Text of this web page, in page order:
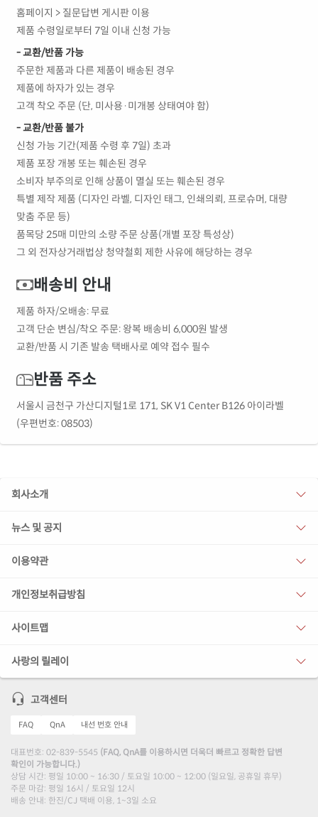
홈페이지 > 질문답변 게시판 이용
제품 수령일로부터 7일 이내 신청 가능
- 교환/반품 가능
주문한 제품과 다른 제품이 배송된 경우
제품에 하자가 있는 경우
고객 착오 주문 (단, 미사용·미개봉 상태여야 함)
- 교환/반품 불가
신청 가능 기간(제품 수령 후 7일) 초과
제품 포장 개봉 또는 훼손된 경우
소비자 부주의로 인해 상품이 멸실 또는 훼손된 경우
특별 제작 제품 (디자인 라벨, 디자인 태그, 인쇄의뢰, 프로슈머, 대량
맞춤 주문 등)
품목당 25매 미만의 소량 주문 상품(개별 포장 특성상)
그 외 전자상거래법상 청약철회 제한 사유에 해당하는 경우
배송비 안내
제품 하자/오배송: 무료
고객 단순 변심/착오 주문: 왕복 배송비 6,000원 발생
교환/반품 시 기존 발송 택배사로 예약 접수 필수
반품 주소
서울시 금천구 가산디지털1로 171, SK V1 Center B126 아이라벨
(우편번호: 08503)
회사소개
뉴스 및 공지
이용약관
개인정보취급방침
사이트맵
사랑의 릴레이
고객센터
FAQ QnA 내선 번호 안내
대표번호: 02-839-5545 (FAQ, QnA를 이용하시면 더욱더 빠르고 정확한 답변
확인이 가능합니다.)
상담 시간: 평일 10:00 ~ 16:30 / 토요일 10:00 ~ 12:00 (일요일, 공휴일 휴무)
주문 마감: 평일 16시 / 토요일 12시
배송 안내: 한진/CJ 택배 이용, 1~3일 소요